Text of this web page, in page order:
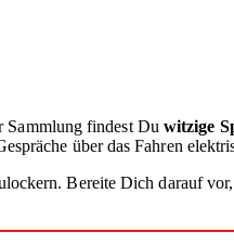
Sammlung findest Du witzige
über das Fahren
Bereite Dich darauf